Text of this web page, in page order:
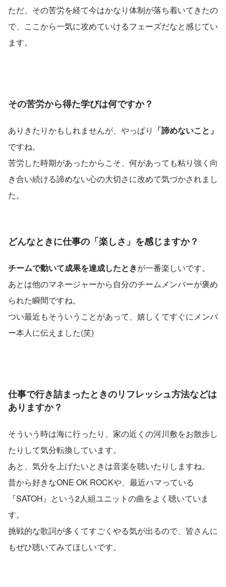
ただ、その苦労を経て今はかなり体制が落ち着いてきたの
で、ここから一気に攻めていけるフェーズだなと感じてい
ます。
その苦労から得た学びは何ですか？
ありきたりかもしれませんが、やっぱり 「諦めないこと」
ですね。
苦労した時期があったからこそ、何があっても粘り強く向
き合い続ける諦めない心の大切さに改めて気づかされまし
た。
どんなときに仕事の「楽しさ」を感じますか？
チームで動いて成果を達成したときが一番楽しいです。
あとは他のマネージャーから自分のチームメンバーが褒め
られた瞬間ですね。
つい最近もそういうことがあって、嬉しくてすぐにメンバ
ー本人に伝えました(笑)
仕事で行き詰まったときのリフレッシュ方法などは
ありますか？
そういう時は海に行ったり、家の近くの河川敷をお散歩し
たりして気分転換しています。
あと、気分を上げたいときは音楽を聴いたりしますね。
昔から好きなONE OK ROCKや、最近ハマっている
『SATOH』という2人組ユニットの曲をよく聴いていま
す。
挑戦的な歌詞が多くてすごくやる気が出るので、皆さんに
もぜひ聴いてみてほしいです。